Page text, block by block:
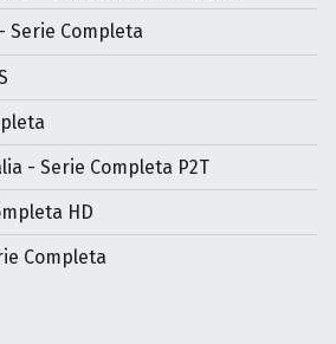
Serie Completa
- Serie Completa P2T
HD
Completa